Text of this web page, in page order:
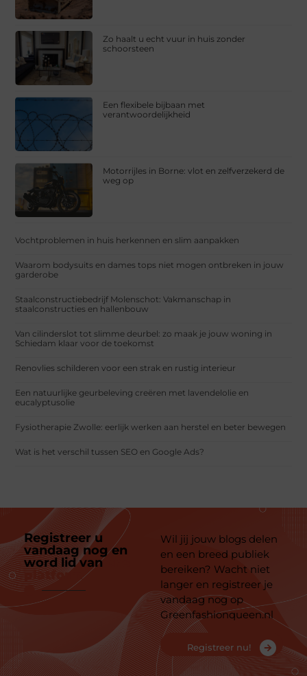
Zo haalt u echt vuur in huis zonder
schoorsteen
Een flexibele bijbaan met
verantwoordelijkheid
Motorrijles in Borne: vlot en zelfverzekerd de
weg op
Vochtproblemen in huis herkennen en slim aanpakken
Waarom bodysuits en dames tops niet mogen ontbreken in jouw
garderobe
Staalconstructiebedrijf Molenschot: Vakmanschap in
staalconstructies en hallenbouw
Van cilinderslot tot slimme deurbel: zo maak je jouw woning in
Schiedam klaar voor de toekomst
Renovlies schilderen voor een strak en rustig interieur
Een natuurlijke geurbeleving creëren met lavendelolie en
eucalyptusolie
Fysiotherapie Zwolle: eerlijk werken aan herstel en beter bewegen
Wat is het verschil tussen SEO en Google Ads?
Registreer u
vandaag nog en
word lid van
platform
Wil jij jouw blogs delen
en een breed publiek
bereiken? Wacht niet
langer en registreer je
vandaag nog op
Greenfashionqueen.nl
Registreer nu!